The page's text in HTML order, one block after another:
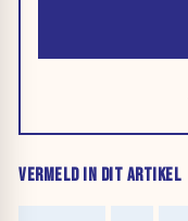
VERMELD IN DIT ARTIKEL